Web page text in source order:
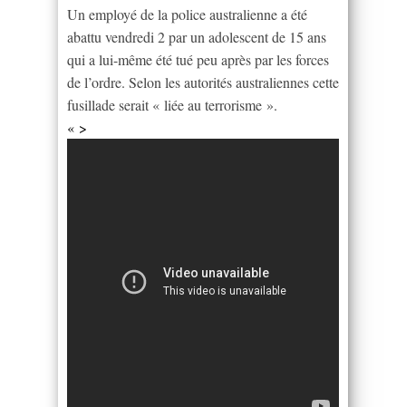
Un employé de la police australienne a été
abattu vendredi 2 par un adolescent de 15 ans
qui a lui-même été tué peu après par les forces
de l’ordre. Selon les autorités australiennes cette
fusillade serait « liée au terrorisme ».
« >